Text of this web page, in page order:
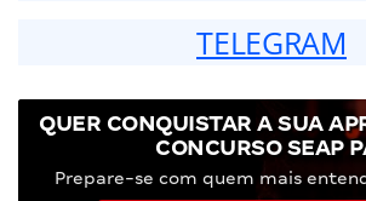
TELEGRAM
QUER CONQUISTAR A SUA
CONCURSO SEAP
Prepare-se com quem mais